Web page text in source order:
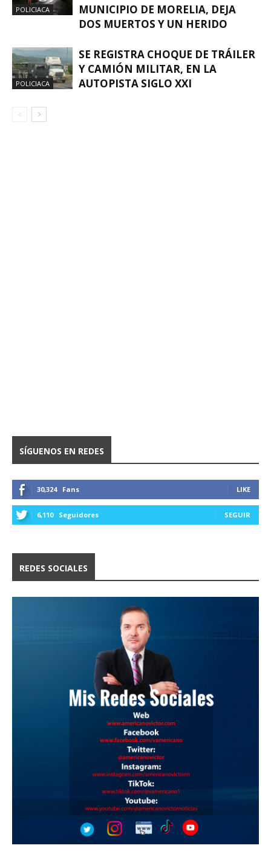
POLICIACA
MUNICIPIO DE MORELIA, DEJA
DOS MUERTOS Y UN HERIDO
POLICIACA
SE REGISTRA CHOQUE DE TRÁILER
Y CAMIÓN MILITAR, EN LA
AUTOPISTA SIGLO XXI
SÍGUENOS EN REDES
30,324 Fans LIKE
6,110 Seguidores SEGUIR
REDES SOCIALES